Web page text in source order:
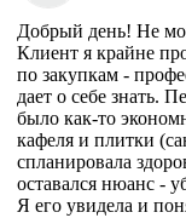
Добрый день! Не
Клиент я крайне
по закупкам -
дает о себе знать.
было как-то
кафеля и плитки
спланировала
оставался нюанс -
Я его увидела и